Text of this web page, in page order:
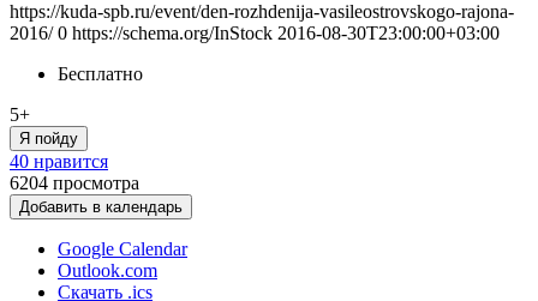
https://kuda-spb.ru/event/den-rozhdenija-vasileostrovskogo-rajona-
2016/ 0 https://schema.org/InStock 2016-08-30T23:00:00+03:00
Бесплатно
5+
Я пойду
40 нравится
6204 просмотра
Добавить в календарь
Google Calendar
Outlook.com
Скачать .ics